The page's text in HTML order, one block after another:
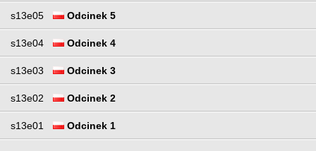
s13e05 Odcinek 5
s13e04 Odcinek 4
s13e03 Odcinek 3
s13e02 Odcinek 2
s13e01 Odcinek 1